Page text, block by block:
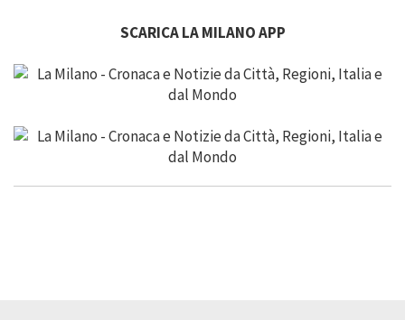
SCARICA LA MILANO APP